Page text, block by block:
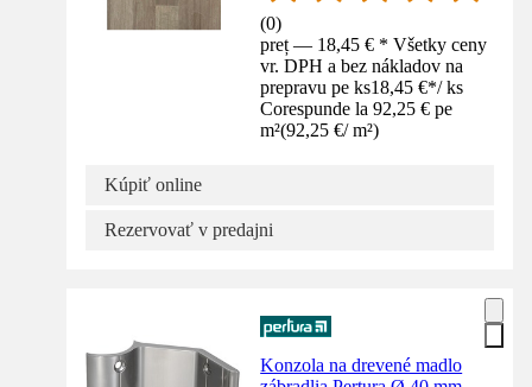
(0)
preț — 18,45 € * Všetky ceny
vr. DPH a bez nákladov na
prepravu pe ks18,45 €*/ ks
Corespunde la 92,25 € pe
m²(92,25 €/ m²)
Kúpiť online
Rezervovať v predajni
Konzola na drevené madlo